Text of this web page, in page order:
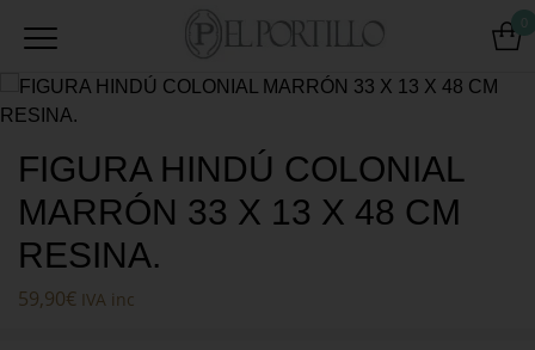
FIGURA HINDÚ COLONIAL
MARRÓN 33 X 13 X 48 CM
RESINA.
59,90€ IVA inc